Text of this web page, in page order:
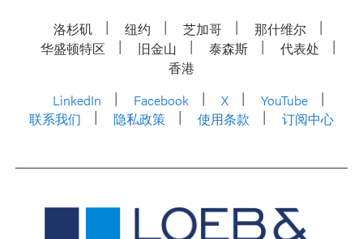
洛杉矶 纽约 芝加哥
那什维尔
华盛顿特区
旧金山 泰森斯
代表处
香港
LinkedIn
Facebook X
YouTube
联系我们
隐私政策 使用条款 订阅中心